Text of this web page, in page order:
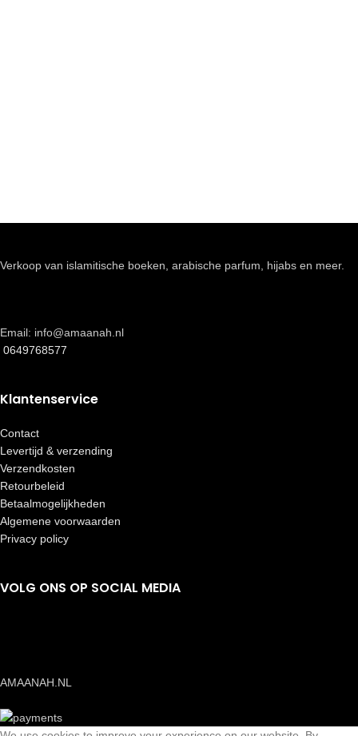
Verkoop van islamitische boeken, arabische parfum, hijabs en meer.
Email: info@amaanah.nl
0649768577
Klantenservice
Contact
Levertijd & verzending
Verzendkosten
Retourbeleid
Betaalmogelijkheden
Algemene voorwaarden
Privacy policy
VOLG ONS OP SOCIAL MEDIA
AMAANAH.NL